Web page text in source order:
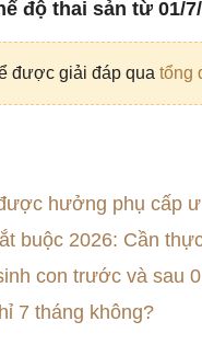
độ thai sản từ 01/
được giải đáp qua tổng
hưởng phụ cấp
buộc 2026: Cần
con trước và sau
7 tháng không?